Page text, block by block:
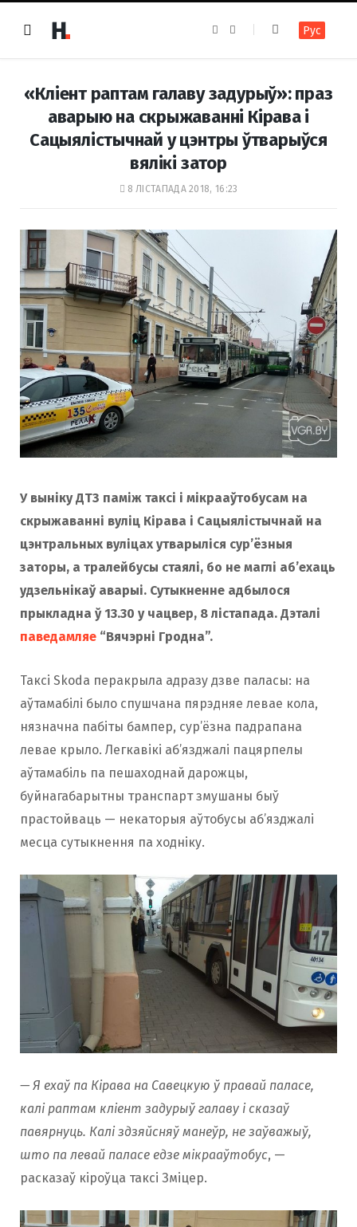
e
o
k
t
r
a
m
Рус
«Кліент раптам галаву задурыў»: праз
аварыю на скрыжаванні Кірава і
Сацыялістычнай у цэнтры ўтварыўся
вялікі затор
8 ЛІСТАПАДА 2018, 16:23
У выніку ДТЗ паміж таксі і мікрааўтобусам на
скрыжаванні вуліц Кірава і Сацыялістычнай на
цэнтральных вуліцах утварыліся сур’ёзныя
заторы, а тралейбусы стаялі, бо не маглі аб’ехаць
удзельнікаў аварыі. Сутыкненне адбылося
прыкладна ў 13.30 у чацвер, 8 лістапада. Дэталі
паведамляе “Вячэрні Гродна”.
Таксі Skoda перакрыла адразу дзве паласы: на
аўтамабілі было спушчана пярэдняе левае кола,
нязначна пабіты бампер, сур’ёзна падрапана
левае крыло. Легкавікі аб’язджалі пацярпелы
аўтамабіль па пешаходнай дарожцы,
буйнагабарытны транспарт змушаны быў
прастойваць — некаторыя аўтобусы аб’язджалі
месца сутыкнення па ходніку.
— Я ехаў па Кірава на Савецкую ў правай паласе,
калі раптам кліент задурыў галаву і сказаў
павярнуць. Калі здзяйсняў манеўр, не заўважыў,
што па левай паласе едзе мікрааўтобус, —
расказаў кіроўца таксі Зміцер.